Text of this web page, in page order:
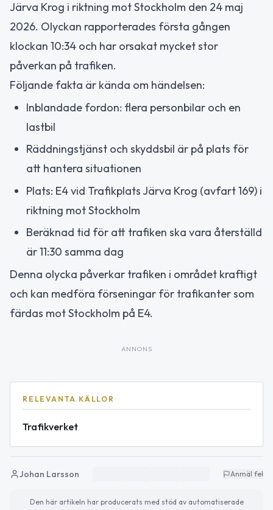
Järva Krog i riktning mot Stockholm den 24 maj
2026. Olyckan rapporterades första gången
klockan 10:34 och har orsakat mycket stor
påverkan på trafiken.
Följande fakta är kända om händelsen:
Inblandade fordon: flera personbilar och en
lastbil
Räddningstjänst och skyddsbil är på plats för
att hantera situationen
Plats: E4 vid Trafikplats Järva Krog (avfart 169) i
riktning mot Stockholm
Beräknad tid för att trafiken ska vara återställd
är 11:30 samma dag
Denna olycka påverkar trafiken i området kraftigt
och kan medföra förseningar för trafikanter som
färdas mot Stockholm på E4.
ANNONS
RELEVANTA KÄLLOR
Trafikverket
Johan Larsson Anmäl fel
Den här artikeln har producerats med stöd av automatiserade